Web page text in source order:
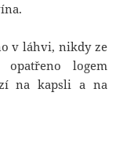
v láhvi, nikdy ze
logem
na kapsli a na